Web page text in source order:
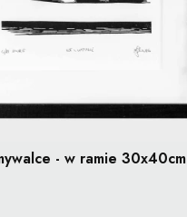
- w ramie 30x40cm